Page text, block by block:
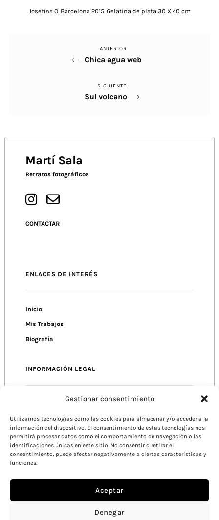
Gestionar consentimiento
Utilizamos tecnologías como las cookies para almacenar y/o acceder a la
información del dispositivo. El consentimiento de estas tecnologías nos
permitirá procesar datos como el comportamiento de navegación o las
identificaciones únicas en este sitio. No consentir o retirar el
consentimiento, puede afectar negativamente a ciertas características y
funciones.
Aceptar
Denegar
Josefina O. Barcelona 2015. Gelatina de plata 30 X 40 cm
Navegación
Post
Anterior
ANTERIOR
Chica agua web
Próximo
Post
SIGUIENTE
Sul volcano
Martí Sala
Retratos fotográficos
CONTACTAR
ENLACES DE INTERÉS
Inicio
Mis Trabajos
Biografía
INFORMACIÓN LEGAL
Política de Privacidad
Política de cookies
Condiciones de Uso